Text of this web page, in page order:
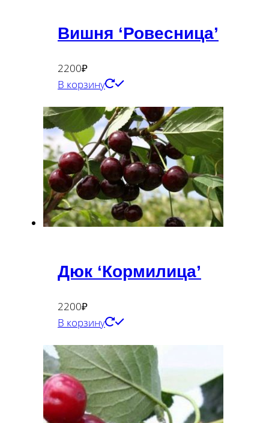
Вишня ‘Ровесница’
2200₽
В корзину
Дюк ‘Кормилица’
2200₽
В корзину